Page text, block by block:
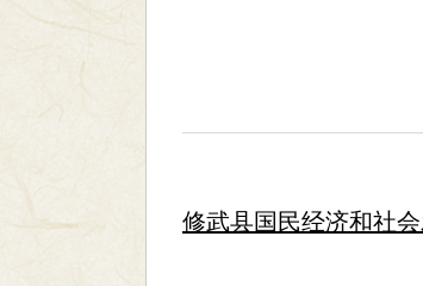
修武县国民经济和社